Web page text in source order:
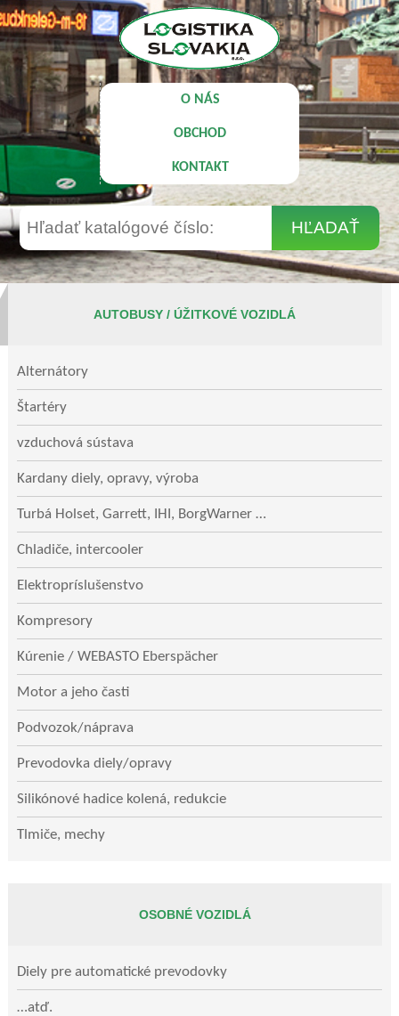
O NÁS
OBCHOD
KONTAKT
AUTOBUSY / ÚŽITKOVÉ VOZIDLÁ
Alternátory
Štartéry
vzduchová sústava
Kardany diely, opravy, výroba
Turbá Holset, Garrett, IHI, BorgWarner …
Chladiče, intercooler
Elektropríslušenstvo
Kompresory
Kúrenie / WEBASTO Eberspächer
Motor a jeho časti
Podvozok/náprava
Prevodovka diely/opravy
Silikónové hadice kolená, redukcie
Tlmiče, mechy
OSOBNÉ VOZIDLÁ
Diely pre automatické prevodovky
…atď.